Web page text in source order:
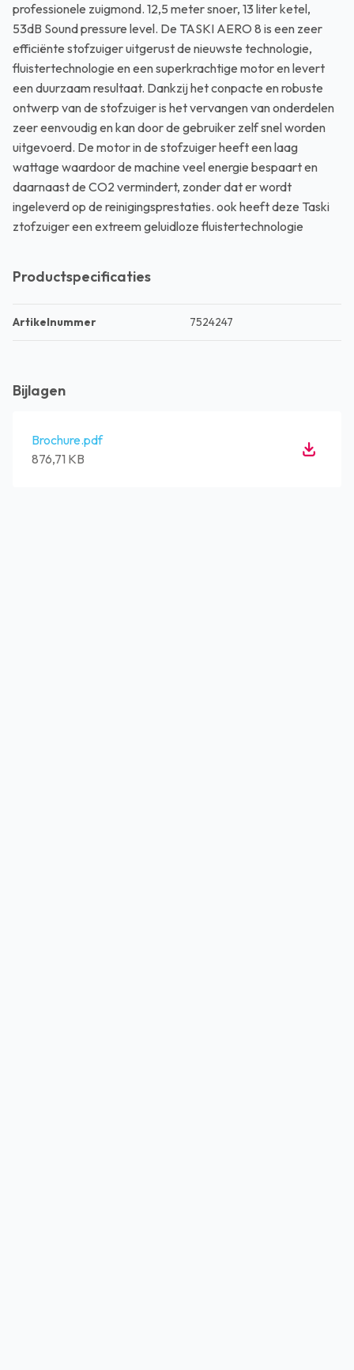
professionele zuigmond. 12,5 meter snoer, 13 liter ketel,
53dB Sound pressure level. De TASKI AERO 8 is een zeer
efficiënte stofzuiger uitgerust de nieuwste technologie,
fluistertechnologie en een superkrachtige motor en levert
een duurzaam resultaat. Dankzij het conpacte en robuste
ontwerp van de stofzuiger is het vervangen van onderdelen
zeer eenvoudig en kan door de gebruiker zelf snel worden
uitgevoerd. De motor in de stofzuiger heeft een laag
wattage waardoor de machine veel energie bespaart en
daarnaast de CO2 vermindert, zonder dat er wordt
ingeleverd op de reinigingsprestaties. ook heeft deze Taski
ztofzuiger een extreem geluidloze fluistertechnologie
Productspecificaties
Artikelnummer 7524247
Bijlagen
Brochure.pdf
876,71 KB